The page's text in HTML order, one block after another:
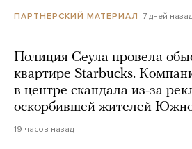
ПАРТНЕРСКИЙ МАТЕРИАЛ 7 дней назад
Полиция Сеула провела
квартире Starbucks.
в центре скандала из-за
оскорбившей жителей
19 часов назад